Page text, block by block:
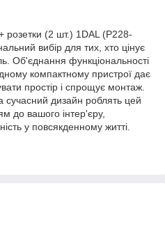
розетки (2 шт.) 1DAL (P228-
вибір для тих, хто цінує
Об'єднання функціональності
компактному пристрої дає
простір і спрощує монтаж.
сучасний дизайн роблять цей
до вашого інтер'єру,
у повсякденному житті.